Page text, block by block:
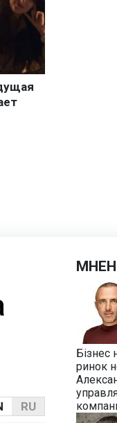
RU
Бізнес
ринок